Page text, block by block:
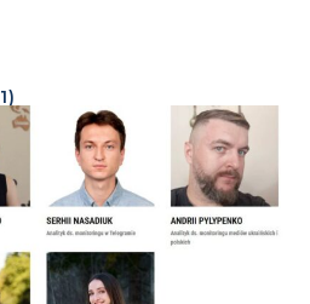
1)